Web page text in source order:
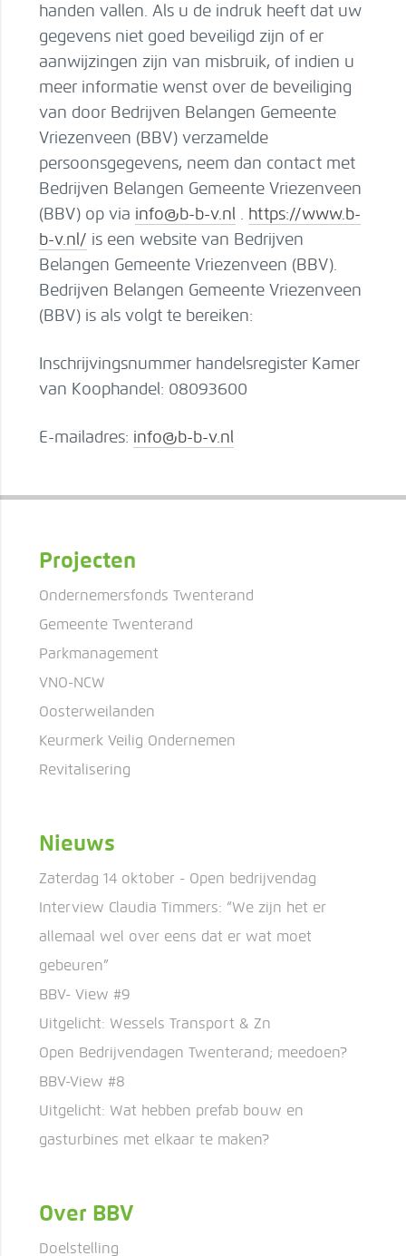
handen vallen. Als u de indruk heeft dat uw
gegevens niet goed beveiligd zijn of er
aanwijzingen zijn van misbruik, of indien u
meer informatie wenst over de beveiliging
van door Bedrijven Belangen Gemeente
Vriezenveen (BBV) verzamelde
persoonsgegevens, neem dan contact met
Bedrijven Belangen Gemeente Vriezenveen
(BBV) op via info@b-b-v.nl . https://www.b-
b-v.nl/ is een website van Bedrijven
Belangen Gemeente Vriezenveen (BBV).
Bedrijven Belangen Gemeente Vriezenveen
(BBV) is als volgt te bereiken:
Inschrijvingsnummer handelsregister Kamer
van Koophandel: 08093600
E-mailadres: info@b-b-v.nl
Projecten
Ondernemersfonds Twenterand
Gemeente Twenterand
Parkmanagement
VNO-NCW
Oosterweilanden
Keurmerk Veilig Ondernemen
Revitalisering
Nieuws
Zaterdag 14 oktober - Open bedrijvendag
Interview Claudia Timmers: “We zijn het er
allemaal wel over eens dat er wat moet
gebeuren”
BBV- View #9
Uitgelicht: Wessels Transport & Zn
Open Bedrijvendagen Twenterand; meedoen?
BBV-View #8
Uitgelicht: Wat hebben prefab bouw en
gasturbines met elkaar te maken?
Over BBV
Doelstelling